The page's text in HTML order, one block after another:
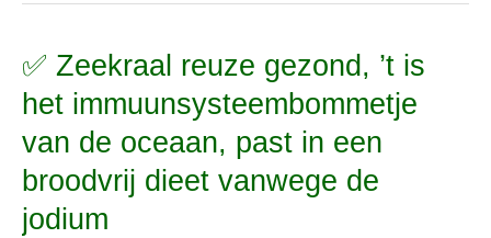
✅ Zeekraal reuze gezond, ’t is
het immuunsysteembommetje
van de oceaan, past in een
broodvrij dieet vanwege de
jodium
✅
reuze
gezond,
’t
is
het